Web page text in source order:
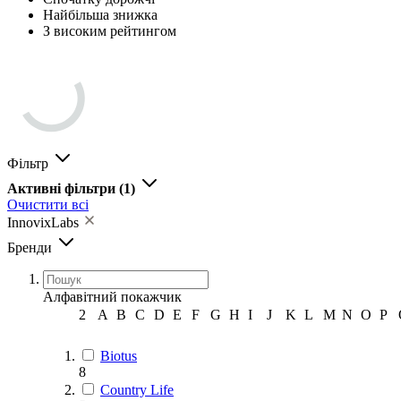
Найбільша знижка
З високим рейтингом
Фільтр
Активні фільтри (1)
Очистити всі
InnovixLabs
Бренди
Алфавітний покажчик
2
A B C D E F G H I J K L M N O P
Biotus
8
Country Life